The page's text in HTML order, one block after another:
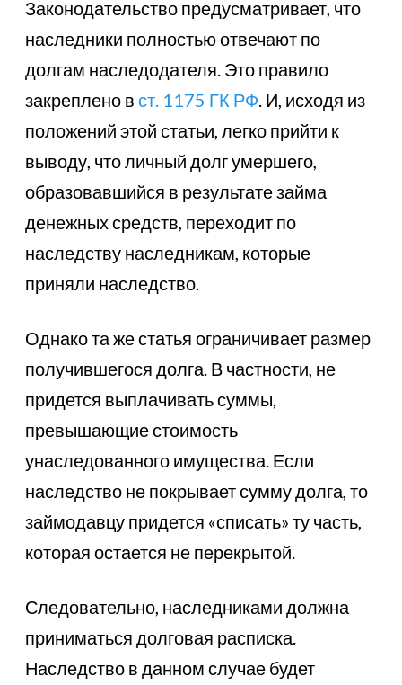
Законодательство предусматривает, что
наследники полностью отвечают по
долгам наследодателя. Это правило
закреплено в ст. 1175 ГК РФ. И, исходя из
положений этой статьи, легко прийти к
выводу, что личный долг умершего,
образовавшийся в результате займа
денежных средств, переходит по
наследству наследникам, которые
приняли наследство.
Однако та же статья ограничивает размер
получившегося долга. В частности, не
придется выплачивать суммы,
превышающие стоимость
унаследованного имущества. Если
наследство не покрывает сумму долга, то
займодавцу придется «списать» ту часть,
которая остается не перекрытой.
Следовательно, наследниками должна
приниматься долговая расписка.
Наследство в данном случае будет